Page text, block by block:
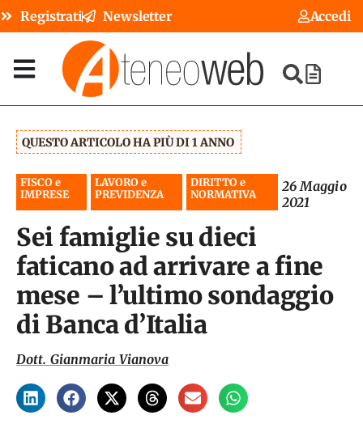
Registrati Newsletter Accedi
QUESTO ARTICOLO HA PIÙ DI 1 ANNO
FISCO e
IMPRESE
LAVORO e
PREVIDENZA
DIRITTO e
NORMATIVA
26 Maggio
2021
Sei famiglie su dieci
faticano ad arrivare a fine
mese – l’ultimo sondaggio
di Banca d’Italia
Dott. Gianmaria Vianova